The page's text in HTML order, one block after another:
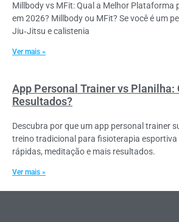
Millbody vs MFit: Qual a Melhor Plataforma
em 2026? Millbody ou MFit? Se você é um
Jiu‑Jitsu e calistenia
Ver mais »
App Personal Trainer vs Planilha:
Resultados?
Descubra por que um app personal trainer
treino tradicional para fisioterapia
rápidas, meditação e mais resultados.
Ver mais »